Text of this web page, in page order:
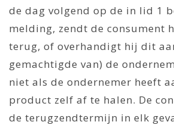
de dag volgend op de in lid 1
melding, zendt de consument
terug, of overhandigt hij dit
gemachtigde van) de
niet als de ondernemer heeft
product zelf af te halen. De
de terugzendtermijn in elk